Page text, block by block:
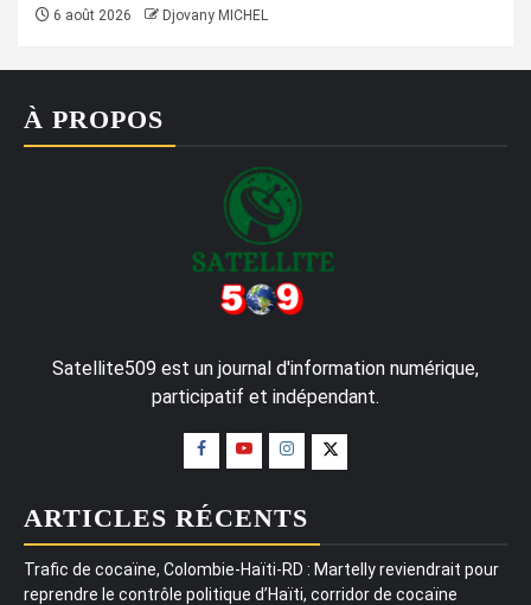
6 août 2026 Djovany MICHEL
À PROPOS
Satellite509 est un journal d'information numérique,
participatif et indépendant.
ARTICLES RÉCENTS
Trafic de cocaïne, Colombie-Haïti-RD : Martelly reviendrait pour
reprendre le contrôle politique d’Haïti, corridor de cocaïne